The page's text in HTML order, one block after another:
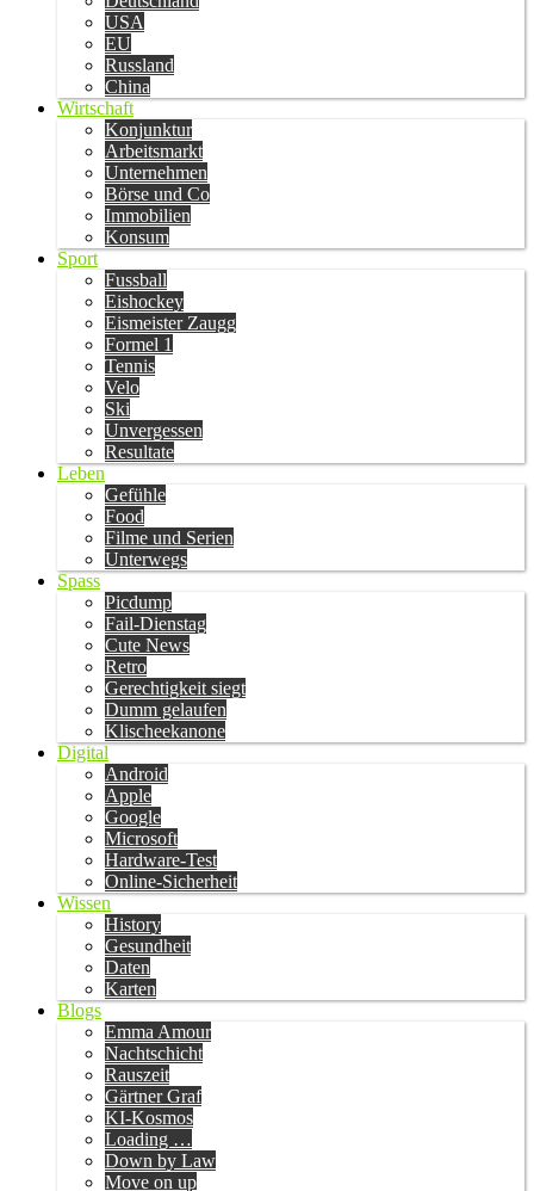
USA
EU
Russland
China
Wirtschaft
Konjunktur
Arbeitsmarkt
Unternehmen
Börse und Co
Immobilien
Konsum
Sport
Fussball
Eishockey
Eismeister Zaugg
Formel 1
Tennis
Velo
Ski
Unvergessen
Resultate
Leben
Gefühle
Food
Filme und Serien
Unterwegs
Spass
Picdump
Fail-Dienstag
Cute News
Retro
Gerechtigkeit siegt
Dumm gelaufen
Klischeekanone
Digital
Android
Apple
Google
Microsoft
Hardware-Test
Online-Sicherheit
Wissen
History
Gesundheit
Daten
Karten
Blogs
Emma Amour
Nachtschicht
Rauszeit
Gärtner Graf
KI-Kosmos
Loading …
Down by Law
Move on up